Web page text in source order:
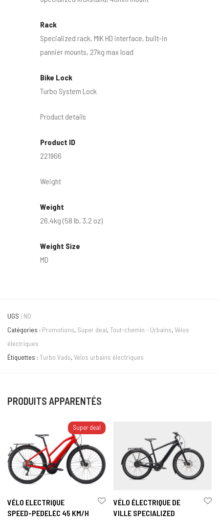
Rack
Specialized rack, MIK HD interface, built-in
pannier mounts, 27kg max load
Bike Lock
Turbo System Lock
Product details
Product ID
221966
Weight
Weight
26.4kg (58 lb, 3.2 oz)
Weight Size
MD
UGS : ND
Catégories : Promotions, Super deal, Tout-chemin - Urbains, Vélos
électriques
Étiquettes : Turbo Vado, Vélos urbains électriques
PRODUITS APPARENTÉS
Super deal
VÉLO ELECTRIQUE
SPEED-PEDELEC 45 KM/H
VÉLO ÉLECTRIQUE DE
VILLE SPECIALIZED